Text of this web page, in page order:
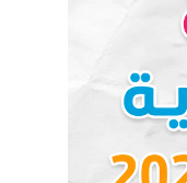
الخامس
ترم أول